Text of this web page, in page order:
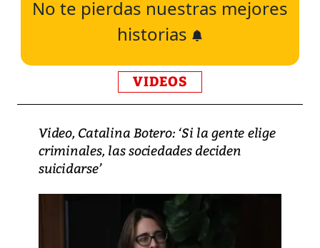
No te pierdas nuestras mejores
historias
VIDEOS
Video, Catalina Botero: ‘Si la gente elige
criminales, las sociedades deciden
suicidarse’